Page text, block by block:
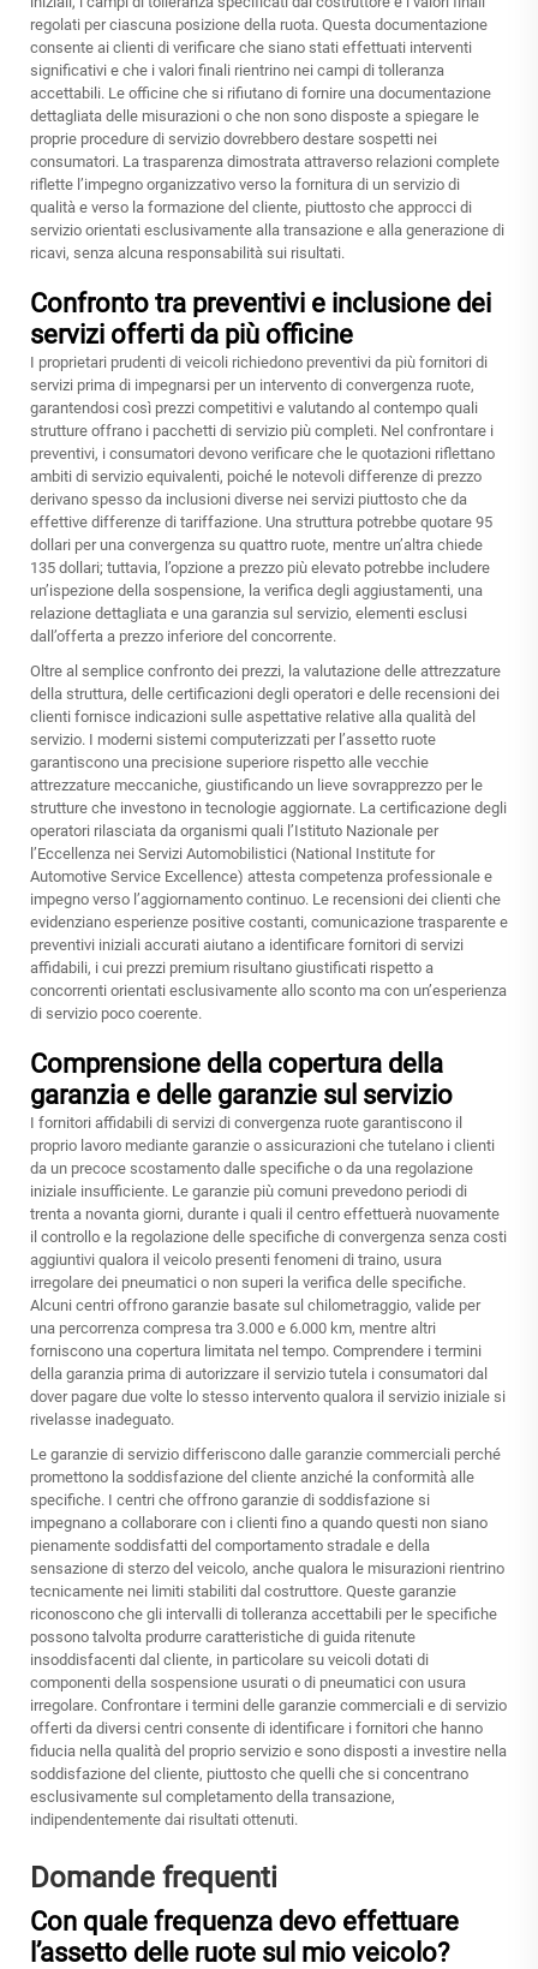
regolati per ciascuna posizione della ruota. Questa documentazione
consente ai clienti di verificare che siano stati effettuati interventi
significativi e che i valori finali rientrino nei campi di tolleranza
accettabili. Le officine che si rifiutano di fornire una documentazione
dettagliata delle misurazioni o che non sono disposte a spiegare le
proprie procedure di servizio dovrebbero destare sospetti nei
consumatori. La trasparenza dimostrata attraverso relazioni complete
riflette l’impegno organizzativo verso la fornitura di un servizio di
qualità e verso la formazione del cliente, piuttosto che approcci di
servizio orientati esclusivamente alla transazione e alla generazione di
ricavi, senza alcuna responsabilità sui risultati.
Confronto tra preventivi e inclusione dei
servizi offerti da più officine
I proprietari prudenti di veicoli richiedono preventivi da più fornitori di
servizi prima di impegnarsi per un intervento di convergenza ruote,
garantendosi così prezzi competitivi e valutando al contempo quali
strutture offrano i pacchetti di servizio più completi. Nel confrontare i
preventivi, i consumatori devono verificare che le quotazioni riflettano
ambiti di servizio equivalenti, poiché le notevoli differenze di prezzo
derivano spesso da inclusioni diverse nei servizi piuttosto che da
effettive differenze di tariffazione. Una struttura potrebbe quotare 95
dollari per una convergenza su quattro ruote, mentre un’altra chiede
135 dollari; tuttavia, l’opzione a prezzo più elevato potrebbe includere
un’ispezione della sospensione, la verifica degli aggiustamenti, una
relazione dettagliata e una garanzia sul servizio, elementi esclusi
dall’offerta a prezzo inferiore del concorrente.
Oltre al semplice confronto dei prezzi, la valutazione delle attrezzature
della struttura, delle certificazioni degli operatori e delle recensioni dei
clienti fornisce indicazioni sulle aspettative relative alla qualità del
servizio. I moderni sistemi computerizzati per l’assetto ruote
garantiscono una precisione superiore rispetto alle vecchie
attrezzature meccaniche, giustificando un lieve sovrapprezzo per le
strutture che investono in tecnologie aggiornate. La certificazione degli
operatori rilasciata da organismi quali l’Istituto Nazionale per
l’Eccellenza nei Servizi Automobilistici (National Institute for
Automotive Service Excellence) attesta competenza professionale e
impegno verso l’aggiornamento continuo. Le recensioni dei clienti che
evidenziano esperienze positive costanti, comunicazione trasparente e
preventivi iniziali accurati aiutano a identificare fornitori di servizi
affidabili, i cui prezzi premium risultano giustificati rispetto a
concorrenti orientati esclusivamente allo sconto ma con un’esperienza
di servizio poco coerente.
Comprensione della copertura della
garanzia e delle garanzie sul servizio
I fornitori affidabili di servizi di convergenza ruote garantiscono il
proprio lavoro mediante garanzie o assicurazioni che tutelano i clienti
da un precoce scostamento dalle specifiche o da una regolazione
iniziale insufficiente. Le garanzie più comuni prevedono periodi di
trenta a novanta giorni, durante i quali il centro effettuerà nuovamente
il controllo e la regolazione delle specifiche di convergenza senza costi
aggiuntivi qualora il veicolo presenti fenomeni di traino, usura
irregolare dei pneumatici o non superi la verifica delle specifiche.
Alcuni centri offrono garanzie basate sul chilometraggio, valide per
una percorrenza compresa tra 3.000 e 6.000 km, mentre altri
forniscono una copertura limitata nel tempo. Comprendere i termini
della garanzia prima di autorizzare il servizio tutela i consumatori dal
dover pagare due volte lo stesso intervento qualora il servizio iniziale si
rivelasse inadeguato.
Le garanzie di servizio differiscono dalle garanzie commerciali perché
promettono la soddisfazione del cliente anziché la conformità alle
specifiche. I centri che offrono garanzie di soddisfazione si
impegnano a collaborare con i clienti fino a quando questi non siano
pienamente soddisfatti del comportamento stradale e della
sensazione di sterzo del veicolo, anche qualora le misurazioni rientrino
tecnicamente nei limiti stabiliti dal costruttore. Queste garanzie
riconoscono che gli intervalli di tolleranza accettabili per le specifiche
possono talvolta produrre caratteristiche di guida ritenute
insoddisfacenti dal cliente, in particolare su veicoli dotati di
componenti della sospensione usurati o di pneumatici con usura
irregolare. Confrontare i termini delle garanzie commerciali e di servizio
offerti da diversi centri consente di identificare i fornitori che hanno
fiducia nella qualità del proprio servizio e sono disposti a investire nella
soddisfazione del cliente, piuttosto che quelli che si concentrano
esclusivamente sul completamento della transazione,
indipendentemente dai risultati ottenuti.
Domande frequenti
Con quale frequenza devo effettuare
l’assetto delle ruote sul mio veicolo?